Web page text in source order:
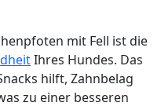
mit Fell ist die
Ihres Hundes. Das
hilft, Zahnbelag
zu einer besseren